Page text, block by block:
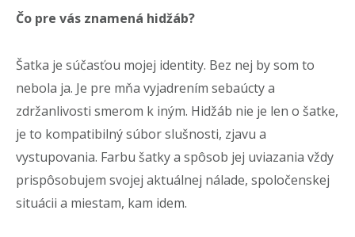
Čo pre vás znamená hidžáb?
Šatka je súčasťou mojej identity. Bez nej by som to
nebola ja. Je pre mňa vyjadrením sebaúcty a
zdržanlivosti smerom k iným. Hidžáb nie je len o šatke,
je to kompatibilný súbor slušnosti, zjavu a
vystupovania. Farbu šatky a spôsob jej uviazania vždy
prispôsobujem svojej aktuálnej nálade, spoločenskej
situácii a miestam, kam idem.